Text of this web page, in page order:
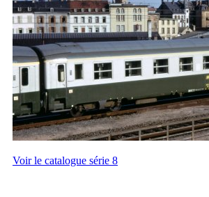
Voir le catalogue série 8